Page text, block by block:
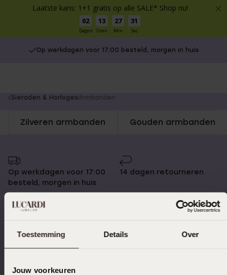
Laatste kans: 1+1 gratis op alle SALE* Shop nu!
02
Dagen
13
Uren
27
Min
31
Sec
Toestemming Details Over
Jouw voorkeuren
Op werkdagen voor 17:00 besteld, morgen in huis
You
here:
Sieraden & HorlogesArmbanden
Zilveren armbanden Gouden armbanden
Op werkdagen voor 17:00
besteld, morgen in huis
14 dagen retourneren
Gratis verzending vanaf
€49
4,67 uit 5 (82.000+